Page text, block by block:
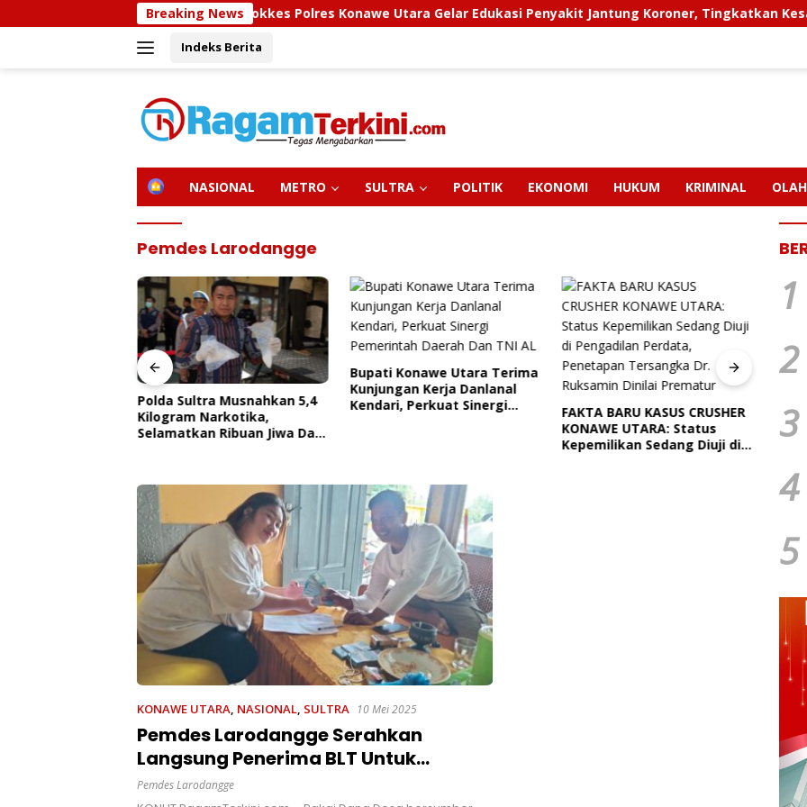
ke
Breaking News
Sidokkes Polres Konawe Utara Gelar Edukasi Penyakit Jantung Koroner, Tingkatkan Kesadaran
Indeks Berita
H
NASIONAL METRO SULTRA POLITIK EKONOMI HUKUM KRIMINAL
Pemdes Larodangge
Polda Sultra Musnahkan 5,4
Kilogram Narkotika,
Selamatkan Ribuan Jiwa Dari
Bupati Konawe Utara Terima
Kunjungan Kerja Danlanal
Kendari, Perkuat Sinergi
FAKTA BARU KASUS CRUSHER
KONAWE UTARA: Status
Kepemilikan Sedang Diuji di
PT
KONAWE UTARA NASIONAL SULTRA 10 Mei 2025
Pemdes Larodangge Serahkan
Langsung Penerima BLT Untuk
Kurangi Beban Ekonomi Warga
Pemdes Larodangge
1
2
3
4
5